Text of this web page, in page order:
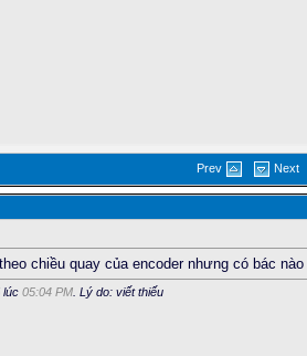
Prev Next
chiều quay của encoder nhưng có bác
lúc 05:04 PM . Lý do: viết thiếu